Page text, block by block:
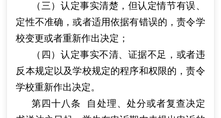
（三）认定事实清楚，但认定情节有误、
定性不准确，或者适用依据有错误的，责令学
校变更或者重新作出决定；
（四）认定事实不清、证据不足，或者违
反本规定以及学校规定的程序和权限的，责令
学校重新作出决定。
第四十八条
自处理、处分或者复查决定